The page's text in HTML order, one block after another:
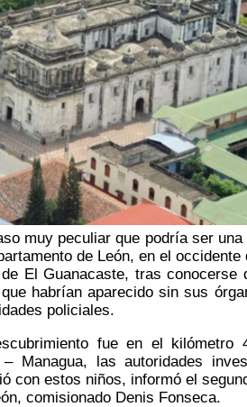
muy peculiar que podría ser
de León, en el
El Guanacaste, tras conocerse
habrían aparecido sin sus
policiales.
fue en el kilómetro
– Managua, las autoridades
con estos niños, informó el
comisionado Denis Fonseca.